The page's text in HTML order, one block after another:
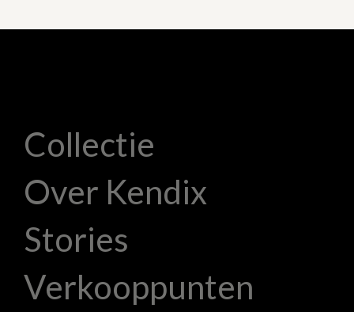
Collectie
Over Kendix
Stories
Verkooppunten